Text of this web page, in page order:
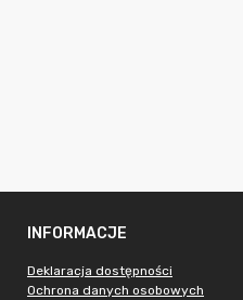
INFORMACJE
Deklaracja dostępności
Ochrona danych osobowych